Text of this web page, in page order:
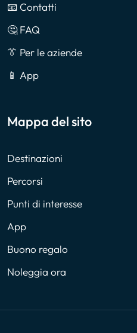
📧 Contatti
🤔 FAQ
👔 Per le aziende
📱 App
Mappa del sito
Destinazioni
Percorsi
Punti di interesse
App
Buono regalo
Noleggia ora